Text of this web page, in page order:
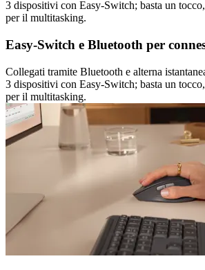
3 dispositivi con Easy-Switch; basta un
per il multitasking.
Easy-Switch e Bluetooth per
Collegati tramite Bluetooth e alterna
3 dispositivi con Easy-Switch; basta un
per il multitasking.